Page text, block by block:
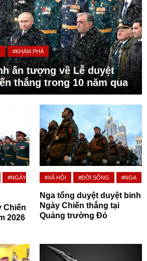
#KHÁM PHÁ
ấn tượng về Lễ duyệt
thắng trong 10 năm qua
#NGÀY
Chiến
2026
#XÃ HỘI #ĐỜI SỐNG #NGA
Nga tổng duyệt duyệt binh
Ngày Chiến thắng tại
Quảng trường Đỏ